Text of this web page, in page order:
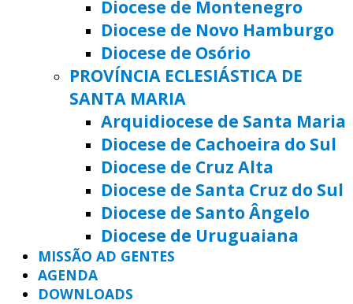
Diocese de Montenegro
Diocese de Novo Hamburgo
Diocese de Osório
PROVÍNCIA ECLESIÁSTICA DE
SANTA MARIA
Arquidiocese de Santa Maria
Diocese de Cachoeira do Sul
Diocese de Cruz Alta
Diocese de Santa Cruz do Sul
Diocese de Santo Ângelo
Diocese de Uruguaiana
MISSÃO AD GENTES
AGENDA
DOWNLOADS